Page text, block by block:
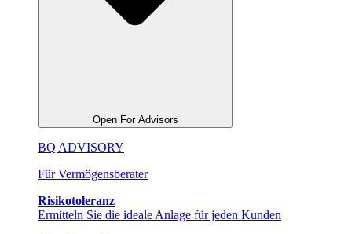
Open For Advisors
BQ ADVISORY
Für Vermögensberater
Risikotoleranz
Ermitteln Sie die ideale Anlage für jeden Kunden